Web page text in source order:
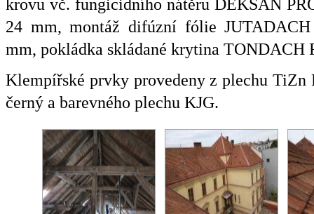
krovu vč. fungicidního nátěru DEKSAN
24 mm, montáž difúzní fólie
mm, pokládka skládané krytina TONDACH
Klempířské prvky provedeny z plechu
černý a barevného plechu KJG.